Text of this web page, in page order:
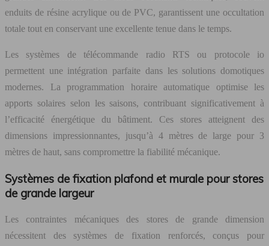
enduits de résine acrylique ou de PVC, garantissent une occultation
totale tout en conservant une excellente tenue dans le temps.
Les systèmes de télécommande radio RTS ou protocole io
permettent une intégration parfaite dans les solutions domotiques
modernes. La programmation horaire automatique optimise les
apports solaires selon les saisons, contribuant significativement à
l’efficacité énergétique du bâtiment. Ces stores atteignent des
dimensions impressionnantes, jusqu’à 4 mètres de large pour 3
mètres de haut, sans compromettre la fiabilité mécanique.
Systèmes de fixation plafond et murale pour stores
de grande largeur
Les contraintes mécaniques des stores de grande dimension
nécessitent des systèmes de fixation renforcés, conçus pour